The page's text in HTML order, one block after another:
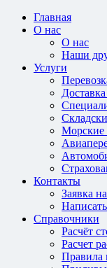
Главная
О нас
О нас
Наши
Услуги
Морские
Контакты
Заявка
Справочники
Расчёт
Расчет
Правила